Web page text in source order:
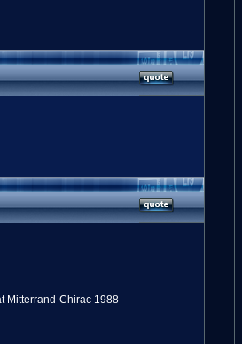
Mitterrand-Chirac 1988